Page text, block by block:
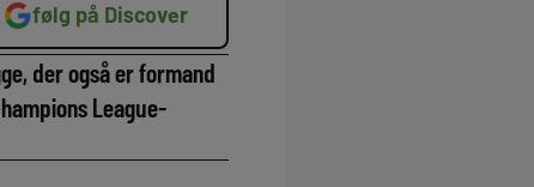
følg på Discover
der også er formand
League-